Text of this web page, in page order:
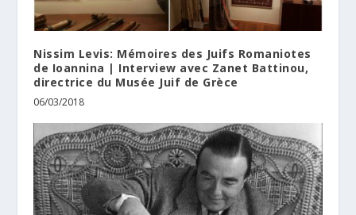
Nissim Levis: Mémoires des Juifs Romaniotes
de Ioannina | Interview avec Zanet Battinou,
directrice du Musée Juif de Grèce
06/03/2018